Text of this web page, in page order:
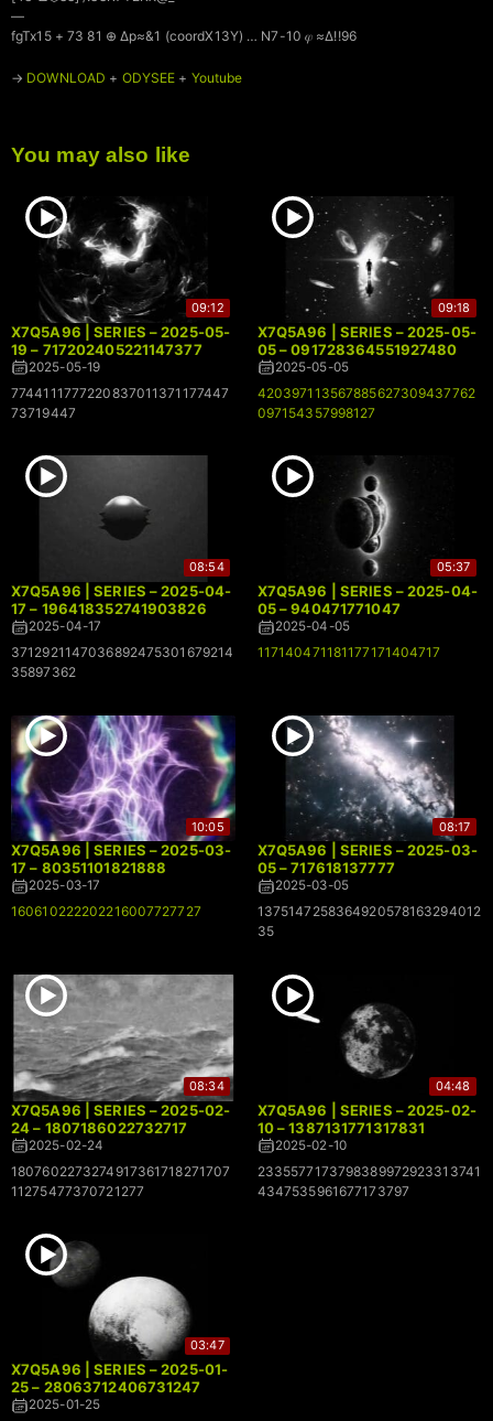
—
fgTx15 + 73 81 ⊕ Δp≈&1 (coordX13Y) … N7-10 𝜑 ≈∆!!96
→ DOWNLOAD + ODYSEE + Youtube
You may also like
09:12
X7Q5A96 | SERIES – 2025-05-
19 – 717202405221147377
2025-05-19
7744111777220837011371177447
73719447
09:18
X7Q5A96 | SERIES – 2025-05-
05 – 091728364551927480
2025-05-05
420397113567885627309437762
097154357998127
08:54
X7Q5A96 | SERIES – 2025-04-
17 – 196418352741903826
2025-04-17
3712921147036892475301679214
35897362
05:37
X7Q5A96 | SERIES – 2025-04-
05 – 940471771047
2025-04-05
117140471181177171404717
10:05
X7Q5A96 | SERIES – 2025-03-
17 – 80351101821888
2025-03-17
160610222202216007727727
08:17
X7Q5A96 | SERIES – 2025-03-
05 – 717618137777
2025-03-05
1375147258364920578163294012
35
08:34
X7Q5A96 | SERIES – 2025-02-
24 – 1807186022732717
2025-02-24
1807602273274917361718271707
11275477370721277
04:48
X7Q5A96 | SERIES – 2025-02-
10 – 1387131771317831
2025-02-10
2335577173798389972923313741
4347535961677173797
03:47
X7Q5A96 | SERIES – 2025-01-
25 – 28063712406731247
2025-01-25